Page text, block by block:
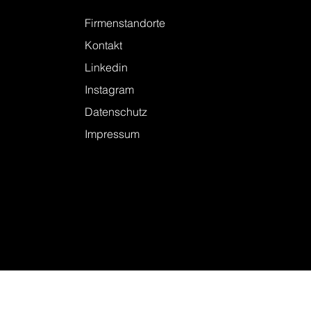
Firmenstandorte
Kontakt
Linkedin
Instagram
Datenschutz
Impressum